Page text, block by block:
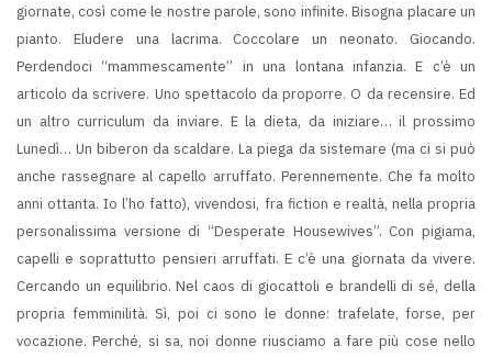
giornate, così come le nostre parole, sono infinite. Bisogna placare un
pianto. Eludere una lacrima. Coccolare un neonato. Giocando.
Perdendoci “mammescamente” in una lontana infanzia. E c’è un
articolo da scrivere. Uno spettacolo da proporre. O da recensire. Ed
un altro curriculum da inviare. E la dieta, da iniziare… il prossimo
Lunedì… Un biberon da scaldare. La piega da sistemare (ma ci si può
anche rassegnare al capello arruffato. Perennemente. Che fa molto
anni ottanta. Io l’ho fatto), vivendosi, fra fiction e realtà, nella propria
personalissima versione di “Desperate Housewives”. Con pigiama,
capelli e soprattutto pensieri arruffati. E c’è una giornata da vivere.
Cercando un equilibrio. Nel caos di giocattoli e brandelli di sé, della
propria femminilità. Sì, poi ci sono le donne: trafelate, forse, per
vocazione. Perché, si sa, noi donne riusciamo a fare più cose nello